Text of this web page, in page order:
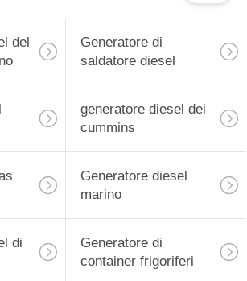
del
Generatore di
saldatore diesel
generatore diesel dei
cummins
Generatore diesel
marino
di
Generatore di
container frigoriferi